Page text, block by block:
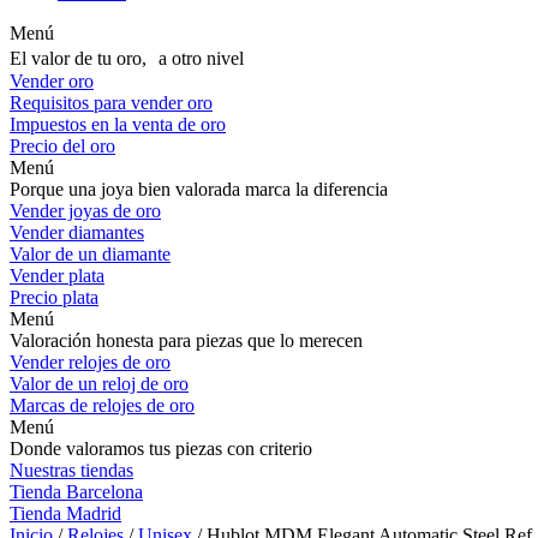
Menú
El valor de tu oro, a otro nivel
Vender oro
Requisitos para vender oro
Impuestos en la venta de oro
Precio del oro
Menú
Porque una joya bien valorada marca la diferencia
Vender joyas de oro
Vender diamantes
Valor de un diamante
Vender plata
Precio plata
Menú
Valoración honesta para piezas que lo merecen
Vender relojes de oro
Valor de un reloj de oro
Marcas de relojes de oro
Menú
Donde valoramos tus piezas con criterio
Nuestras tiendas
Tienda Barcelona
Tienda Madrid